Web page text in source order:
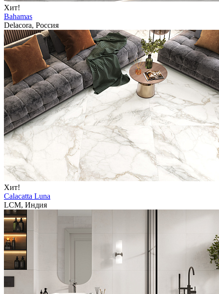
Хит!
Bahamas
Delacora, Россия
Хит!
Calacatta Luna
LCM, Индия